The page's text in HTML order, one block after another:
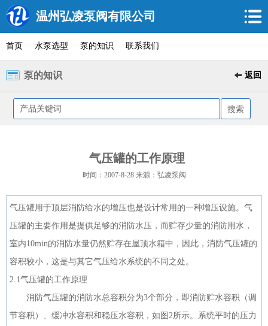
温州弘凌泵阀有限公司
首页 水泵选型 泵的知识 联系我们
泵的知识 返回
气压罐的工作原理
时间：2007-8-28 来源：弘凌泵阀
气压罐用于顶层消防给水的增压也是设计常用的一种增压设施。气
压罐的主要作用是提供足够的消防水压，而贮存少量的消防用水，
室内10min的消防水量仍然贮存在屋顶水箱中，因此，消防气压罐的
容积较小，这是与其它气压给水系统的不同之处。
2.1气压罐的工作原理
消防气压罐的消防水总容积分为3个部分，即消防贮水容积（调
节容积）、缓冲水容积和稳压水容积，如图2所示。系统平时的压力